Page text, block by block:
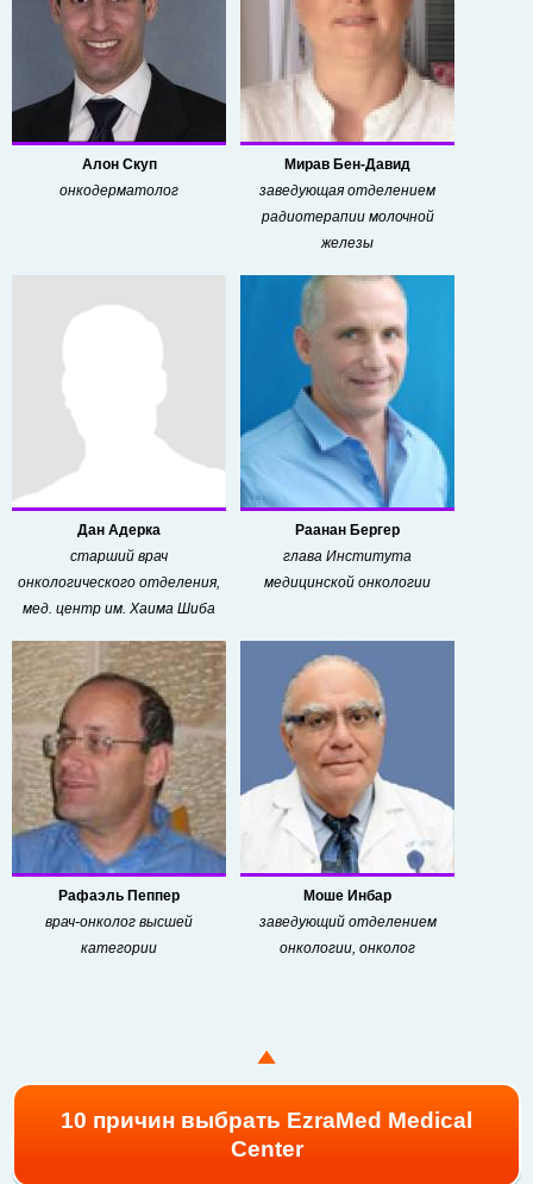
Алон Скуп
онкодерматолог
Мирав Бен-Давид
заведующая отделением
радиотерапии молочной
железы
Дан Адерка
старший врач
онкологического отделения,
мед. центр им. Хаима Шиба
Раанан Бергер
глава Института
медицинской онкологии
Рафаэль Пеппер
врач-онколог высшей
категории
Моше Инбар
заведующий отделением
онкологии, онколог
10 причин выбрать EzraMed Medical
Center